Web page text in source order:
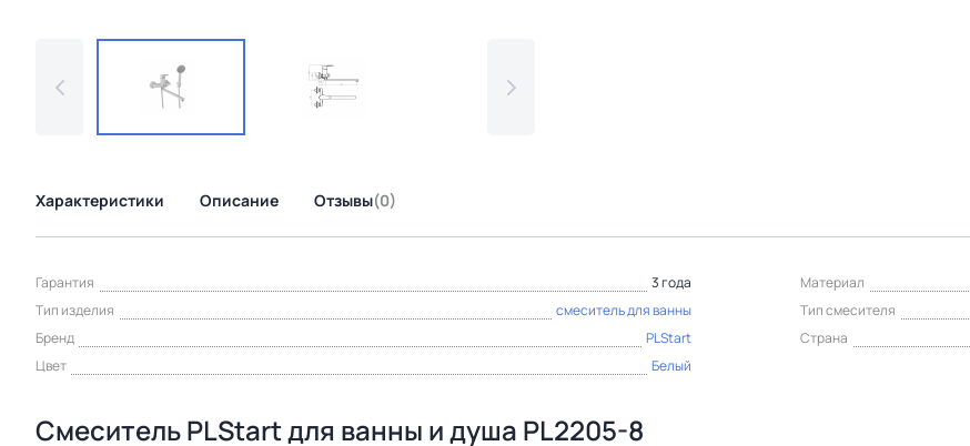
Характеристики Описание Отзывы(0)
Гарантия 3 года Материал
Тип изделия
смеситель для ванны Тип смесителя
Бренд
PLStart Страна
Цвет
Белый
Смеситель PLStart для ванны и душа PL2205-8